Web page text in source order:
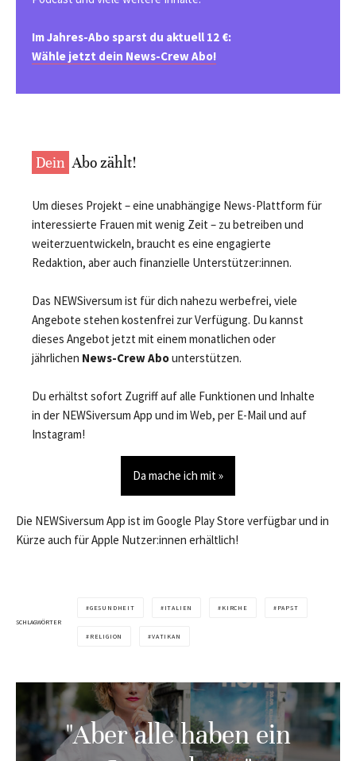
Im Jahres-Abo sparst du aktuell 12 €:
Wähle jetzt dein News-Crew Abo!
Dein Abo zählt!
Um dieses Projekt – eine unabhängige News-Plattform für
interessierte Frauen mit wenig Zeit – zu betreiben und
weiterzuentwickeln, braucht es eine engagierte
Redaktion, aber auch finanzielle Unterstützer:innen.
Das NEWSiversum ist für dich nahezu werbefrei, viele
Angebote stehen kostenfrei zur Verfügung. Du kannst
dieses Angebot jetzt mit einem monatlichen oder
jährlichen News-Crew Abounterstützen.
Du erhältst sofort Zugriff auf alle Funktionen und Inhalte
in der NEWSiversum App und im Web, per E-Mail und auf
Instagram!
Da mache ich mit »
Die NEWSiversum App ist im Google Play Store verfügbar und in
Kürze auch für Apple Nutzer:innen erhältlich!
SCHLAGWÖRTER
GESUNDHEIT ITALIEN KIRCHE PAPST
RELIGION VATIKAN
"Aber alle haben ein